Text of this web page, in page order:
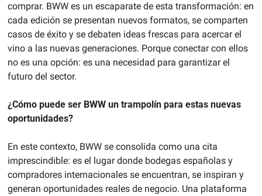
comprar. BWW es un escaparate de esta transformación: en
cada edición se presentan nuevos formatos, se comparten
casos de éxito y se debaten ideas frescas para acercar el
vino a las nuevas generaciones. Porque conectar con ellos
no es una opción: es una necesidad para garantizar el
futuro del sector.
¿Cómo puede ser BWW un trampolín para estas nuevas
oportunidades?
En este contexto, BWW se consolida como una cita
imprescindible: es el lugar donde bodegas españolas y
compradores internacionales se encuentran, se inspiran y
generan oportunidades reales de negocio. Una plataforma